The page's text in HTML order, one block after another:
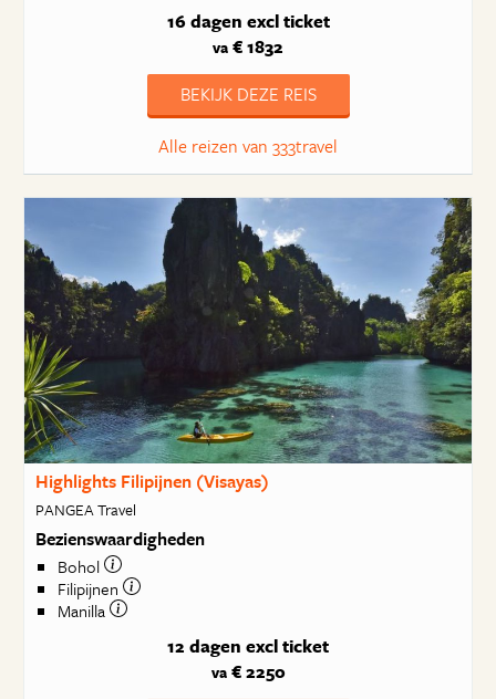
16 dagen excl ticket
va € 1832
BEKIJK DEZE REIS
Alle reizen van 333travel
Highlights Filipijnen (Visayas)
PANGEA Travel
Bezienswaardigheden
Bohol
Filipijnen
Manilla
12 dagen excl ticket
va€ 2250